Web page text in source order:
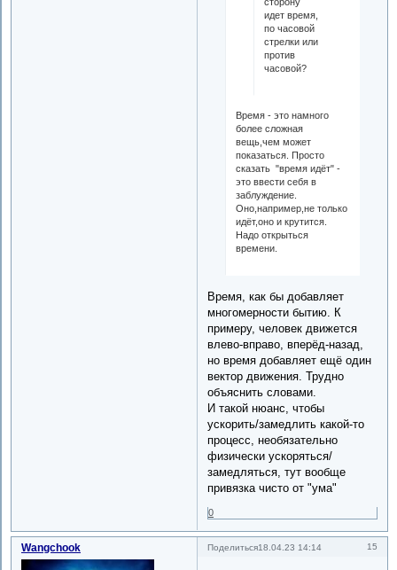
идет время,
по часовой
стрелки или
против
часовой?
Время - это намного
более сложная
вещь,чем может
показаться. Просто
сказать "время идёт" -
это ввести себя в
заблуждение.
Оно,например,не только
идёт,оно и крутится.
Надо открыться
времени.
Время, как бы добавляет
многомерности бытию. К
примеру, человек движется
влево-вправо, вперёд-назад,
но время добавляет ещё один
вектор движения. Трудно
объяснить словами.
И такой нюанс, чтобы
ускорить/замедлить какой-то
процесс, необязательно
физически ускоряться/
замедляться, тут вообще
привязка чисто от "ума"
0
Поделиться 15
18.04.23 14:14
Wangchook